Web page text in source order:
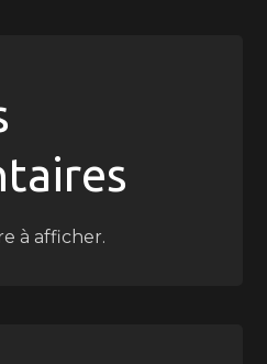
à afficher.